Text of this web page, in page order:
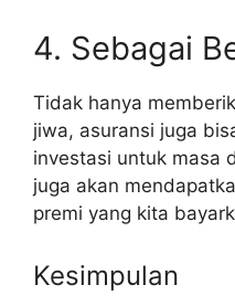
4. Sebagai
Tidak hanya
jiwa, asuransi juga
investasi untuk masa
juga akan
premi yang kita
Kesimpulan